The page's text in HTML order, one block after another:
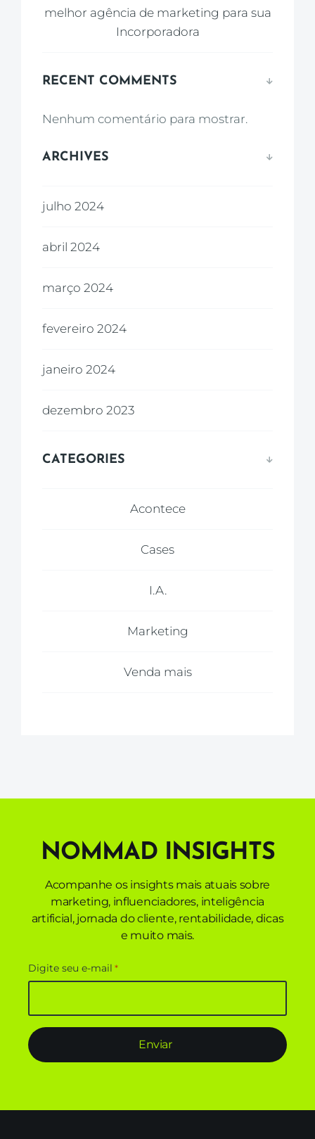
melhor agência de marketing para sua
Incorporadora
RECENT COMMENTS
Nenhum comentário para mostrar.
ARCHIVES
julho 2024
abril 2024
março 2024
fevereiro 2024
janeiro 2024
dezembro 2023
CATEGORIES
Acontece
Cases
I.A.
Marketing
Venda mais
NOMMAD INSIGHTS
Acompanhe os insights mais atuais sobre
marketing, influenciadores, inteligência
artificial, jornada do cliente, rentabilidade, dicas
e muito mais.
Digite seu e-mail *